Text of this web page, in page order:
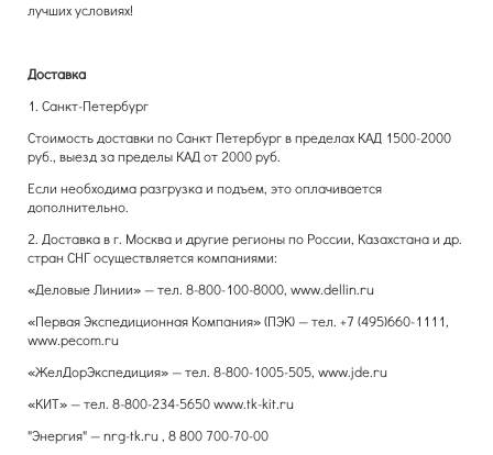
лучших условиях!
Доставка
1. Санкт-Петербург
Стоимость доставки по Санкт Петербург в пределах КАД 1500-2000
руб., выезд за пределы КАД от 2000 руб.
Если необходима разгрузка и подъем, это оплачивается
дополнительно.
2. Доставка в г. Москва и другие регионы по России, Казахстана и др.
стран СНГ осуществляется компаниями:
«Деловые Линии» — тел. 8-800-100-8000, www.dellin.ru
«Первая Экспедиционная Компания» (ПЭК) — тел. +7 (495)660-1111,
www.pecom.ru
«ЖелДорЭкспедиция» — тел. 8-800-1005-505, www.jde.ru
«КИТ» — тел. 8-800-234-5650 www.tk-kit.ru
"Энергия" — nrg-tk.ru , 8 800 700-70-00